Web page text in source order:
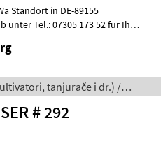
Standort in DE-89155
unter Tel.: 07305 173 52 für Ihre
tanjurače i dr.) /
# 292